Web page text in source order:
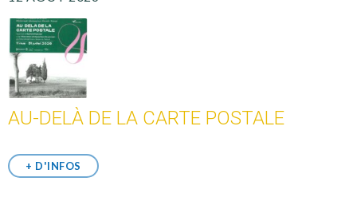
AU-DELÀ DE LA CARTE POSTALE
+ D'INFOS